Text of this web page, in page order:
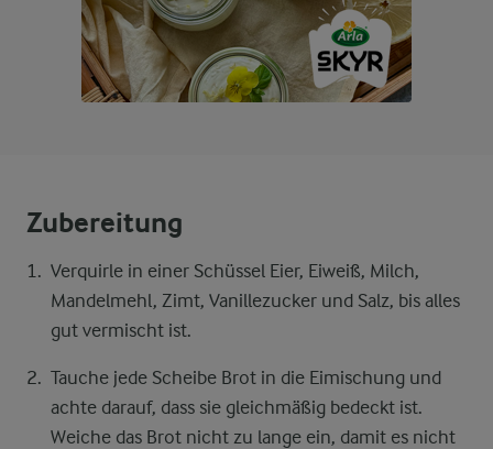
Zubereitung
Verquirle in einer Schüssel Eier, Eiweiß, Milch,
Mandelmehl, Zimt, Vanillezucker und Salz, bis alles
gut vermischt ist.
Tauche jede Scheibe Brot in die Eimischung und
achte darauf, dass sie gleichmäßig bedeckt ist.
Weiche das Brot nicht zu lange ein, damit es nicht